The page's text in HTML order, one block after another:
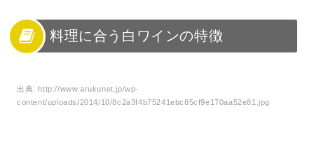
インとトマト煮込み
3
料理が美味しくなる白ワインレシピ:鶏肉の白ワイン煮込
4
料理が美味しくなる白ワインレシピ:白菜のトマトクリー
ムと白ワイン煮込みハンバーグ
料理に合う白ワインの特徴
出典:http://www.arukunet.jp/wp-
content/uploads/2014/10/8c2a3f4b75241ebc85cf9e170aa52e81.jpg